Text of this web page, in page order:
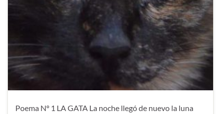
Poema Nº 1 LA GATA La noche llegó de nuevo la luna